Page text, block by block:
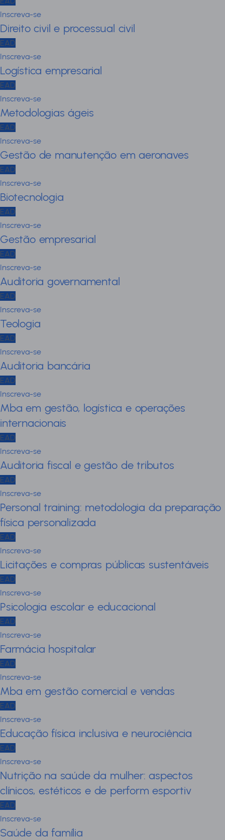
Inscreva-se
Direito civil e processual civil
EAD
Inscreva-se
Logística empresarial
EAD
Inscreva-se
Metodologias ágeis
EAD
Inscreva-se
Gestão de manutenção em aeronaves
EAD
Inscreva-se
Biotecnologia
EAD
Inscreva-se
Gestão empresarial
EAD
Inscreva-se
Auditoria governamental
EAD
Inscreva-se
Teologia
EAD
Inscreva-se
Auditoria bancária
EAD
Inscreva-se
Mba em gestão, logística e operações
internacionais
EAD
Inscreva-se
Auditoria fiscal e gestão de tributos
EAD
Inscreva-se
Personal training: metodologia da preparação
física personalizada
EAD
Inscreva-se
Licitações e compras públicas sustentáveis
EAD
Inscreva-se
Psicologia escolar e educacional
EAD
Inscreva-se
Farmácia hospitalar
EAD
Inscreva-se
Mba em gestão comercial e vendas
EAD
Inscreva-se
Educação física inclusiva e neurociência
EAD
Inscreva-se
Nutrição na saúde da mulher: aspectos
clínicos, estéticos e de perform esportiv
EAD
Inscreva-se
Saúde da família